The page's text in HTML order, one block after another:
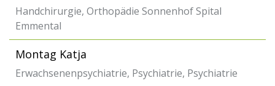
Handchirurgie, Orthopädie Sonnenhof Spital
Emmental
Montag Katja
Erwachsenenpsychiatrie, Psychiatrie, Psychiatrie